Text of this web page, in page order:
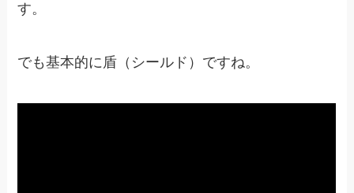
す。
でも基本的に盾（シールド）ですね。